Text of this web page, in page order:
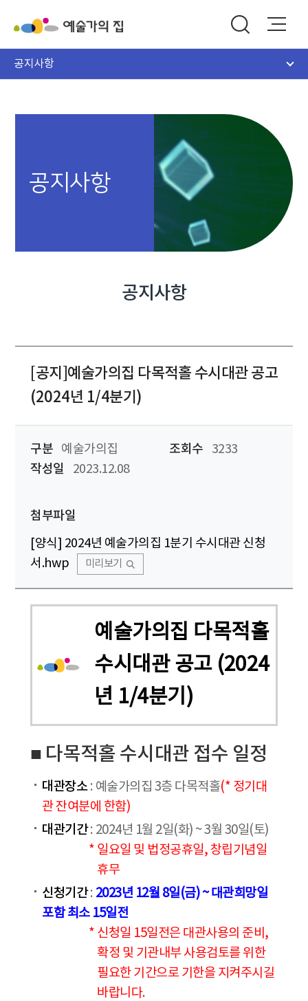
공지사항
공지사항
공지사항
[공지]예술가의집 다목적홀 수시대관 공고
(2024년 1/4분기)
구분 예술가의집 조회수
3233
작성일
2023.12.08
첨부파일
[양식] 2024년 예술가의집 1분기 수시대관 신청
서.hwp
미리보기
예술가의집 다목적홀
수시대관 공고 (2024
년 1/4분기)
■ 다목적홀 수시대관 접수 일정
대관장소: 예술가의집 3층 다목적홀(* 정기대
관 잔여분에 한함)
대관기간: 2024년 1월 2일(화) ~ 3월 30일(토)
* 일요일 및 법정공휴일, 창립기념일
휴무
신청기간: 2023년 12월 8일(금) ~ 대관희망일
포함 최소 15일전
* 신청일 15일전은 대관사용의 준비,
확정 및 기관내부 사용검토를 위한
필요한 기간으로 기한을 지켜주시길
바랍니다.